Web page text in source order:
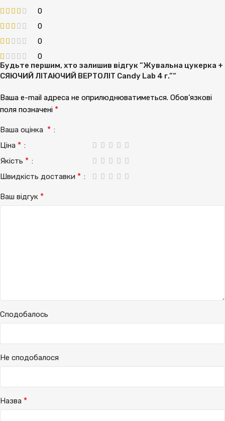
0
0
0
0
Будьте першим, хто залишив відгук “Жувальна цукерка +
СЯЮЧИЙ ЛІТАЮЧИЙ ВЕРТОЛІТ Candy Lab 4 г.”“
Ваша e-mail адреса не оприлюднюватиметься. Обов’язкові
поля позначені *
Ваша оцінка *
Ціна *
Якість *
Швидкість доставки *
Ваш відгук *
Сподобалось
Не сподобалося
Назва *